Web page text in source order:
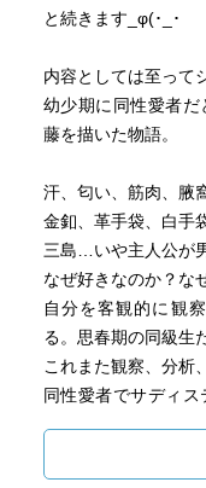
と続きます_φ(･_･
内容としては至って
幼少期に同性愛者
藤を描いた物語。
汗、匂い、筋肉、腋
金釦、革手袋、白手
三島…いや主人公が
なぜ好きなのか？な
自分を客観的に観
る。思春期の同級生
これまた観察、分析
同性愛者でサディ